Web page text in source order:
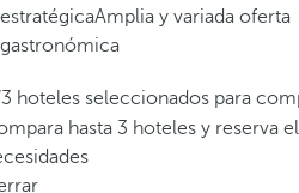
estratégicaAmplia y variada oferta
gastronómica
hoteles seleccionados para
hasta 3 hoteles y reserva